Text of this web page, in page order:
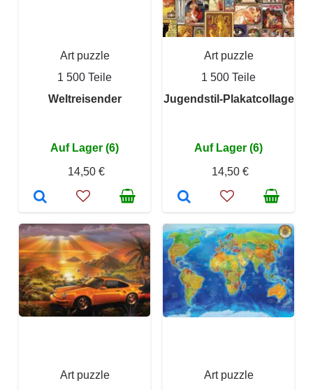
Art puzzle
1 500 Teile
Weltreisender
Auf Lager (6)
14,50 €
Art puzzle
1 500 Teile
Jugendstil-Plakatcollage
Auf Lager (6)
14,50 €
Art puzzle
Art puzzle